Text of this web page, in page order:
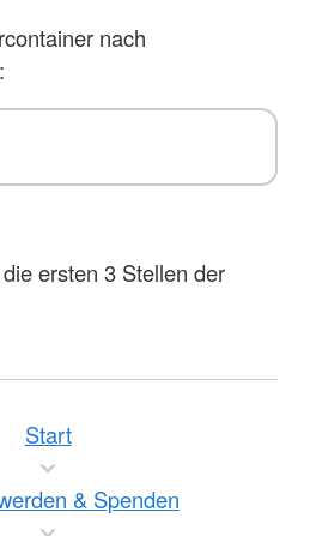
nach
ersten 3 Stellen der
Start
& Spenden